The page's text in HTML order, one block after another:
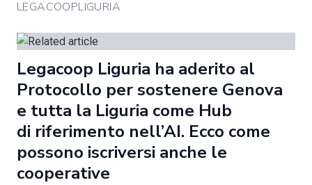
LEGACOOPLIGURIA
Legacoop Liguria ha aderito al
Protocollo per sostenere Genova
e tutta la Liguria come Hub
di riferimento nell’AI. Ecco come
possono iscriversi anche le
cooperative